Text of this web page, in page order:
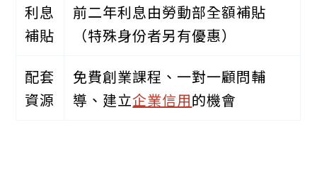
利息
補貼
前二年利息由勞動部全額補貼
（特殊身份者另有優惠）
配套
資源
免費創業課程、一對一顧問輔
導、建立企業信用的機會